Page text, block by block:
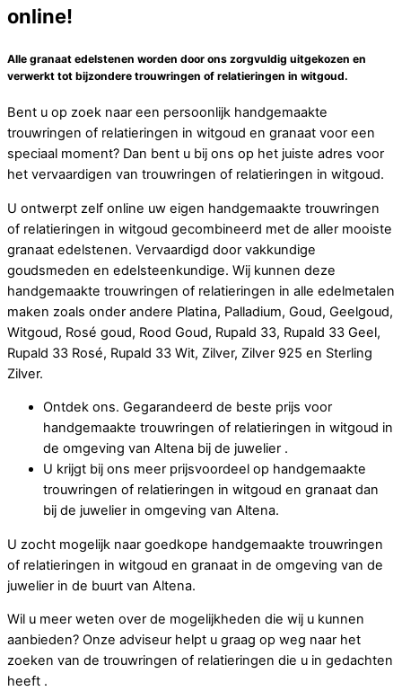
online!
Alle granaat edelstenen worden door ons zorgvuldig uitgekozen en
verwerkt tot bijzondere trouwringen of relatieringen in witgoud.
Bent u op zoek naar een persoonlijk handgemaakte
trouwringen of relatieringen in witgoud en granaat voor een
speciaal moment? Dan bent u bij ons op het juiste adres voor
het vervaardigen van trouwringen of relatieringen in witgoud.
U ontwerpt zelf online uw eigen handgemaakte trouwringen
of relatieringen in witgoud gecombineerd met de aller mooiste
granaat edelstenen. Vervaardigd door vakkundige
goudsmeden en edelsteenkundige. Wij kunnen deze
handgemaakte trouwringen of relatieringen in alle edelmetalen
maken zoals onder andere Platina, Palladium, Goud, Geelgoud,
Witgoud, Rosé goud, Rood Goud, Rupald 33, Rupald 33 Geel,
Rupald 33 Rosé, Rupald 33 Wit, Zilver, Zilver 925 en Sterling
Zilver.
Ontdek ons. Gegarandeerd de beste prijs voor
handgemaakte trouwringen of relatieringen in witgoud in
de omgeving van Altena bij de juwelier .
U krijgt bij ons meer prijsvoordeel op handgemaakte
trouwringen of relatieringen in witgoud en granaat dan
bij de juwelier in omgeving van Altena.
U zocht mogelijk naar goedkope handgemaakte trouwringen
of relatieringen in witgoud en granaat in de omgeving van de
juwelier in de buurt van Altena.
Wil u meer weten over de mogelijkheden die wij u kunnen
aanbieden? Onze adviseur helpt u graag op weg naar het
zoeken van de trouwringen of relatieringen die u in gedachten
heeft .